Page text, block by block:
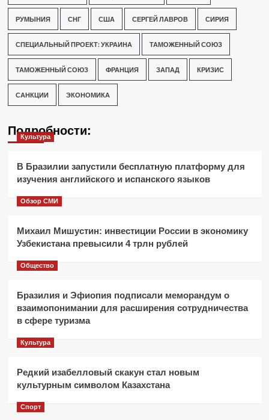
РУМЫНИЯ СНГ США СЕРГЕЙ ЛАВРОВ СИРИЯ
СПЕЦИАЛЬНЫЙ ПРОЕКТ: УКРАИНА ТАМОЖЕННЫЙ СОЮЗ
ТАМОЖЕННЫЙ СОЮЗ ФРАНЦИЯ ЗАПАД КРИЗИС
САНКЦИИ ЭКОНОМИКА
Подробности:
Культура
В Бразилии запустили бесплатную платформу для
изучения английского и испанского языков
Обзор СМИ
Михаил Мишустин: инвестиции России в экономику
Узбекистана превысили 4 трлн рублей
Общество
Бразилия и Эфиопия подписали меморандум о
взаимопонимании для расширения сотрудничества
в сфере туризма
Культура
Редкий изабелловый скакун стал новым
культурным символом Казахстана
Спорт